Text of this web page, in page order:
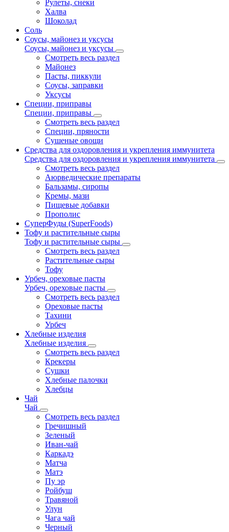
Рулеты, снеки
Халва
Шоколад
Соль
Соусы, майонез и уксусы
Соусы, майонез и уксусы
Смотреть весь раздел
Майонез
Пасты, пиккули
Соусы, заправки
Уксусы
Специи, приправы
Специи, приправы
Смотреть весь раздел
Специи, пряности
Сушеные овощи
Средства для оздоровления и укрепления иммунитета
Средства для оздоровления и укрепления иммунитета
Смотреть весь раздел
Аюрведические препараты
Бальзамы, сиропы
Кремы, мази
Пищевые добавки
Прополис
СуперФуды (SuperFoods)
Тофу и растительные сыры
Тофу и растительные сыры
Смотреть весь раздел
Растительные сыры
Тофу
Урбеч, ореховые пасты
Урбеч, ореховые пасты
Смотреть весь раздел
Ореховые пасты
Тахини
Урбеч
Хлебные изделия
Хлебные изделия
Смотреть весь раздел
Крекеры
Сушки
Хлебные палочки
Хлебцы
Чай
Чай
Смотреть весь раздел
Гречишный
Зеленый
Иван-чай
Каркадэ
Матча
Матэ
Пу эр
Ройбуш
Травяной
Улун
Чага чай
Черный